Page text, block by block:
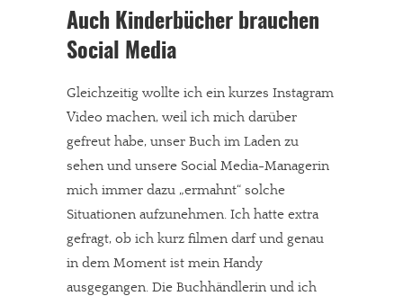
Auch Kinderbücher brauchen
Social Media
Gleichzeitig wollte ich ein kurzes Instagram
Video machen, weil ich mich darüber
gefreut habe, unser Buch im Laden zu
sehen und unsere Social Media-Managerin
mich immer dazu „ermahnt“ solche
Situationen aufzunehmen. Ich hatte extra
gefragt, ob ich kurz filmen darf und genau
in dem Moment ist mein Handy
ausgegangen. Die Buchhändlerin und ich